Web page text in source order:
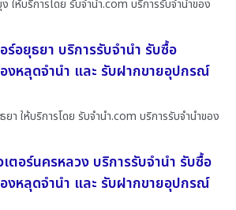
ให้บริการโดย รับจํานํา.com บริการรับจำนำของ
ร์อยุธยา บริการรับจำนำ รับซื้อ
งหลุดจำนำ และ รับฝากขายอุปกรณ์
า ให้บริการโดย รับจํานํา.com บริการรับจำนำของ
ตอร์นครหลวง บริการรับจำนำ รับซื้อ
งหลุดจำนำ และ รับฝากขายอุปกรณ์